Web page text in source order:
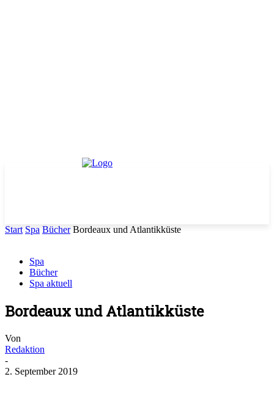
Start Spa Bücher Bordeaux und Atlantikküste
Spa
Bücher
Spa aktuell
Bordeaux und Atlantikküste
Von
Redaktion
-
2. September 2019